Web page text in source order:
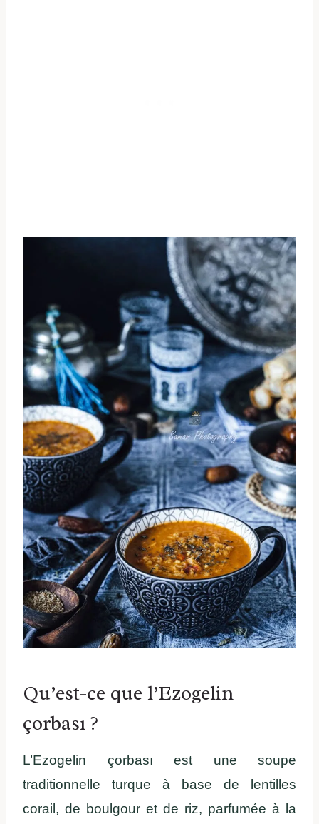
Qu’est-ce que l’Ezogelin
çorbası ?
L’Ezogelin çorbası est une soupe
traditionnelle turque à base de lentilles
corail, de boulgour et de riz, parfumée à la